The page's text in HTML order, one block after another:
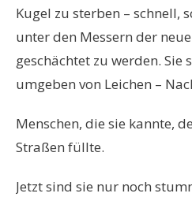
Kugel zu sterben – schnell,
unter den Messern der
geschächtet zu werden. Sie
umgeben von Leichen –
Menschen, die sie kannte,
Straßen füllte.
Jetzt sind sie nur noch